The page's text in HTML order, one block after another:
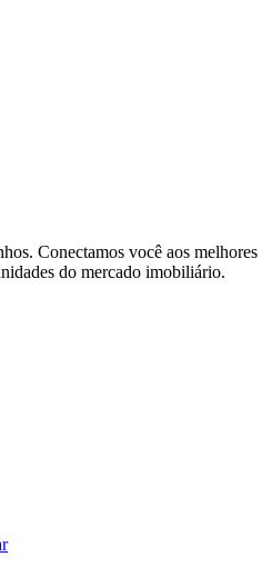
Conectamos você aos melhores
do mercado imobiliário.